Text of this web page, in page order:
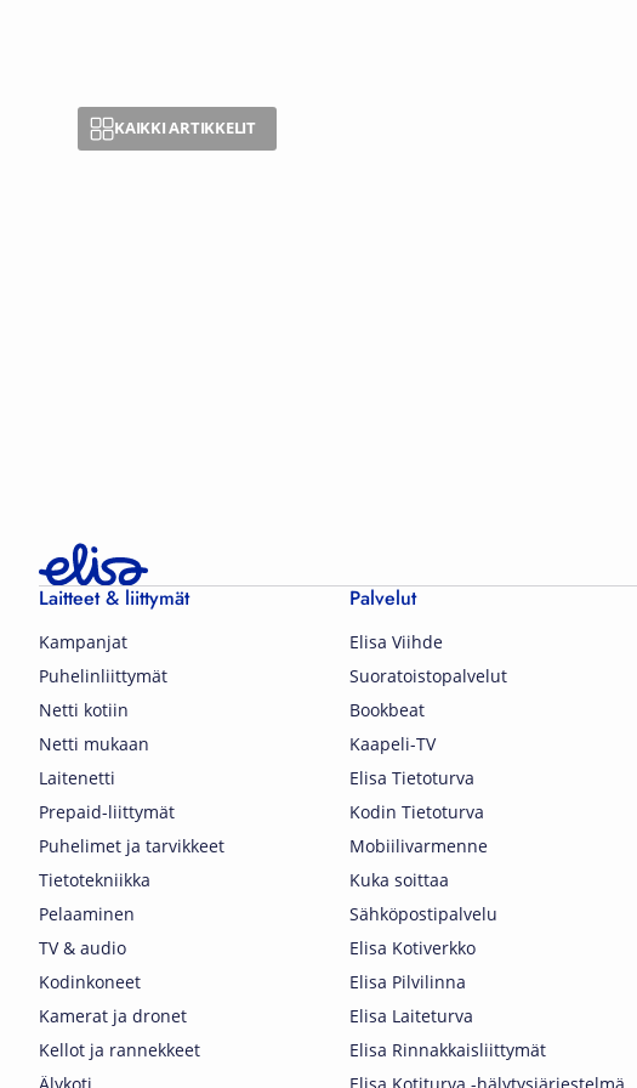
KAIKKI ARTIKKELIT
Laitteet & liittymät
Kampanjat
Puhelinliittymät
Netti kotiin
Netti mukaan
Laitenetti
Prepaid-liittymät
Puhelimet ja tarvikkeet
Tietotekniikka
Pelaaminen
TV & audio
Kodinkoneet
Kamerat ja dronet
Kellot ja rannekkeet
Palvelut
Elisa Viihde
Suoratoistopalvelut
Bookbeat
Kaapeli-TV
Elisa Tietoturva
Kodin Tietoturva
Mobiilivarmenne
Kuka soittaa
Sähköpostipalvelu
Elisa Kotiverkko
Elisa Pilvilinna
Elisa Laiteturva
Elisa Rinnakkaisliittymät